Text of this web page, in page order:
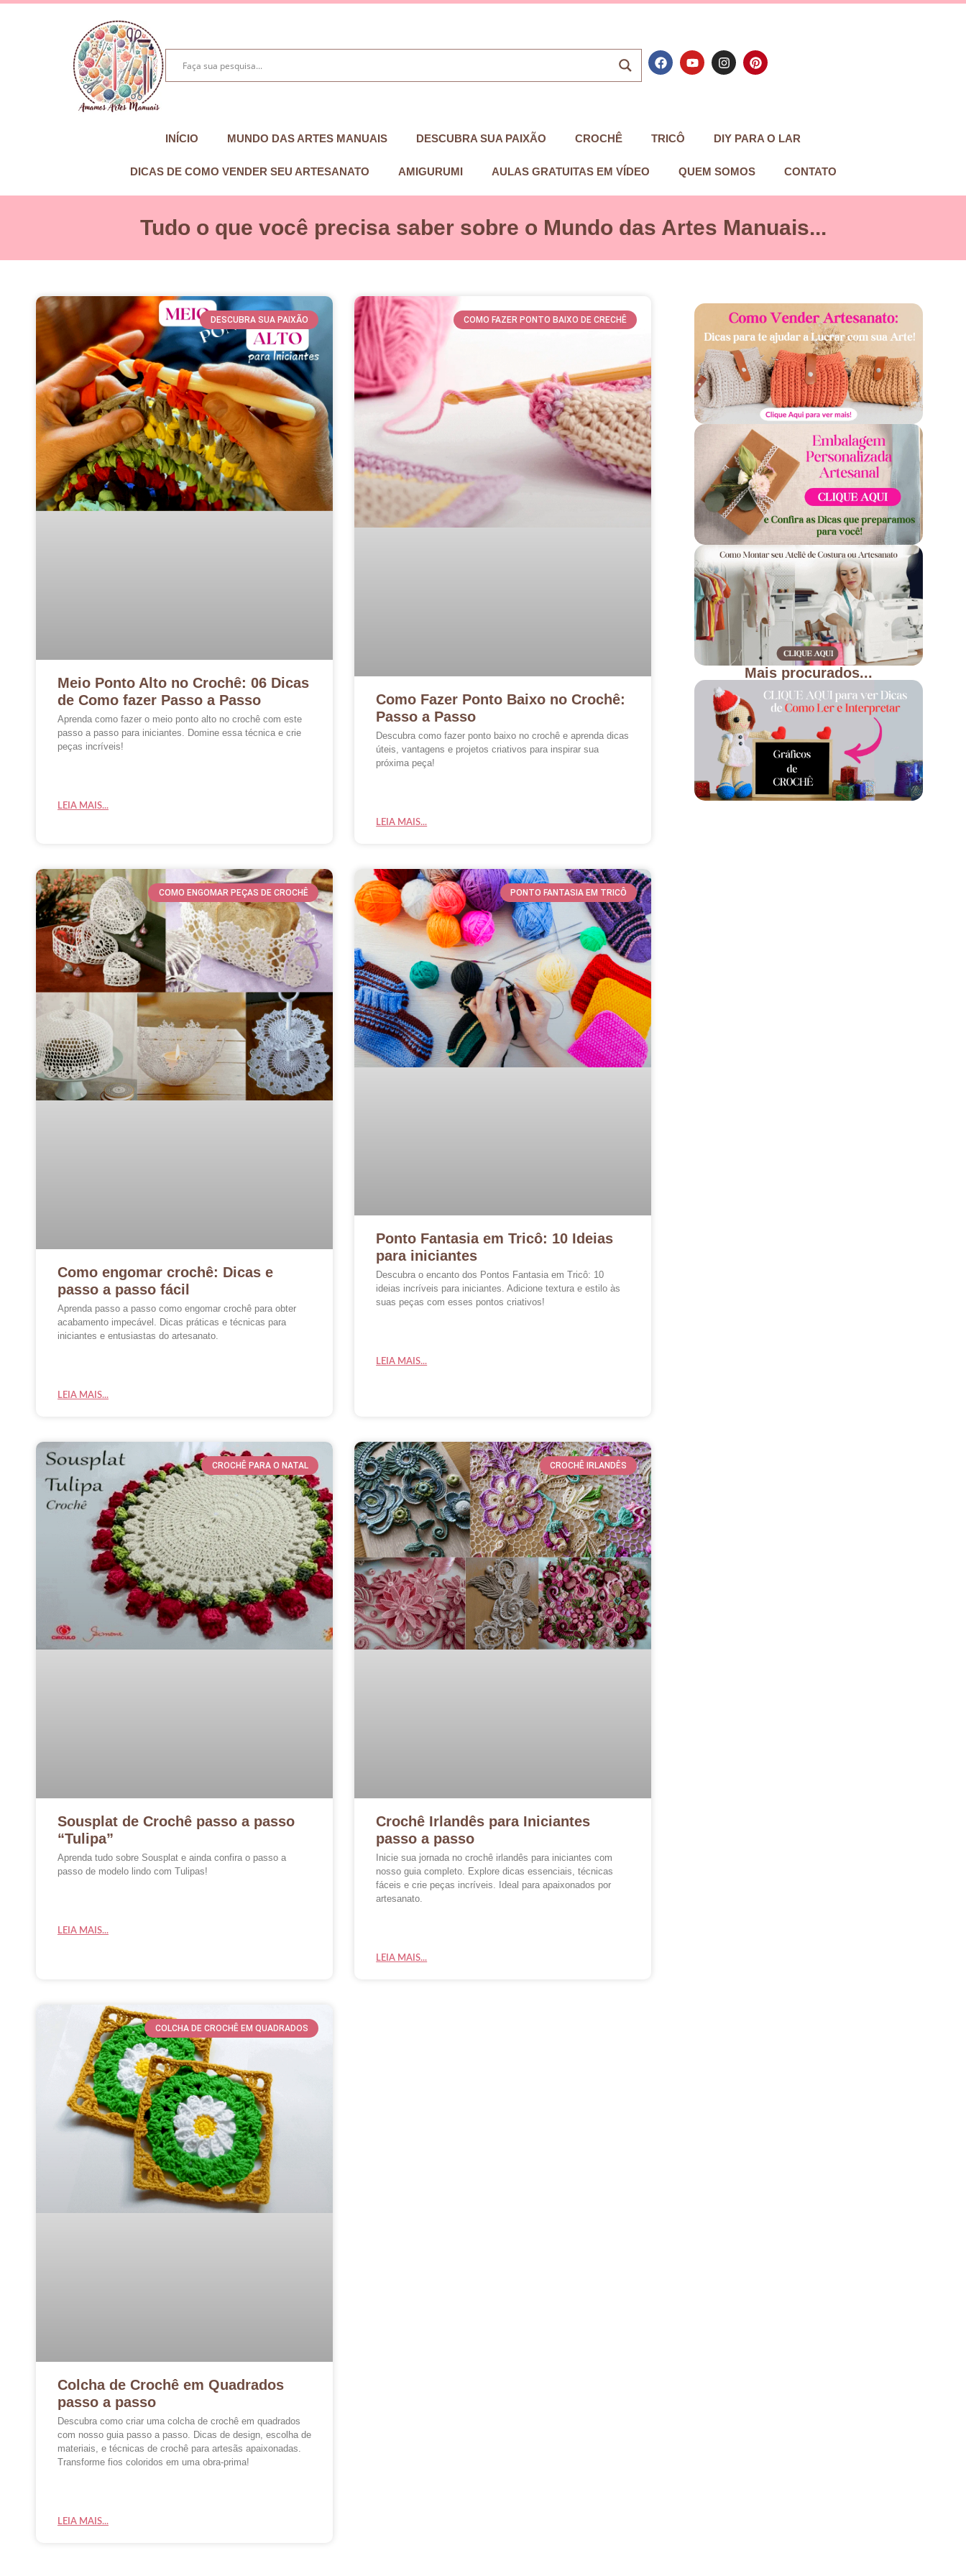
INÍCIO MUNDO DAS ARTES MANUAIS DESCUBRA SUA PAIXÃO CROCHÊ TRICÔ DIY PARA O LAR
DICAS DE COMO VENDER SEU ARTESANATO AMIGURUMI AULAS GRATUITAS EM VÍDEO QUEM SOMOS CONTATO
Tudo o que você precisa saber sobre o Mundo das Artes Manuais...
DESCUBRA SUA PAIXÃO
Meio Ponto Alto no Crochê: 06 Dicas
de Como fazer Passo a Passo
Aprenda como fazer o meio ponto alto no crochê com este
passo a passo para iniciantes. Domine essa técnica e crie
peças incríveis!
LEIA MAIS...
COMO FAZER PONTO BAIXO DE CRECHÊ
Como Fazer Ponto Baixo no Crochê:
Passo a Passo
Descubra como fazer ponto baixo no crochê e aprenda dicas
úteis, vantagens e projetos criativos para inspirar sua
próxima peça!
LEIA MAIS...
COMO ENGOMAR PEÇAS DE CROCHÊ
Como engomar crochê: Dicas e
passo a passo fácil
Aprenda passo a passo como engomar crochê para obter
acabamento impecável. Dicas práticas e técnicas para
iniciantes e entusiastas do artesanato.
LEIA MAIS...
PONTO FANTASIA EM TRICÔ
Ponto Fantasia em Tricô: 10 Ideias
para iniciantes
Descubra o encanto dos Pontos Fantasia em Tricô: 10
ideias incríveis para iniciantes. Adicione textura e estilo às
suas peças com esses pontos criativos!
LEIA MAIS...
CROCHÊ PARA O NATAL
Sousplat de Crochê passo a passo
“Tulipa”
Aprenda tudo sobre Sousplat e ainda confira o passo a
passo de modelo lindo com Tulipas!
LEIA MAIS...
CROCHÊ IRLANDÊS
Crochê Irlandês para Iniciantes
passo a passo
Inicie sua jornada no crochê irlandês para iniciantes com
nosso guia completo. Explore dicas essenciais, técnicas
fáceis e crie peças incríveis. Ideal para apaixonados por
artesanato.
LEIA MAIS...
COLCHA DE CROCHÊ EM QUADRADOS
Colcha de Crochê em Quadrados
passo a passo
Descubra como criar uma colcha de crochê em quadrados
com nosso guia passo a passo. Dicas de design, escolha de
materiais, e técnicas de crochê para artesãs apaixonadas.
Transforme fios coloridos em uma obra-prima!
LEIA MAIS...
Mais procurados...